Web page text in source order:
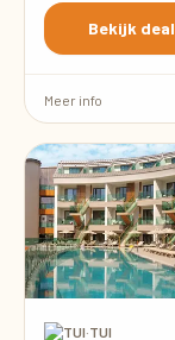
Bekijk deal
Meer info
·TUI